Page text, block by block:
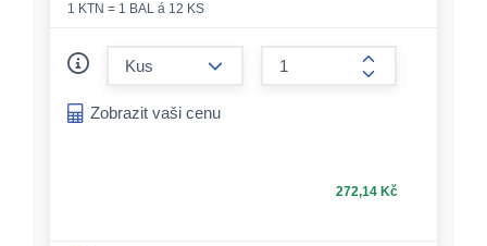
1 KTN = 1 BAL á 12 KS
form.increase-
Zobrazit vaši cenu
272,14 Kč